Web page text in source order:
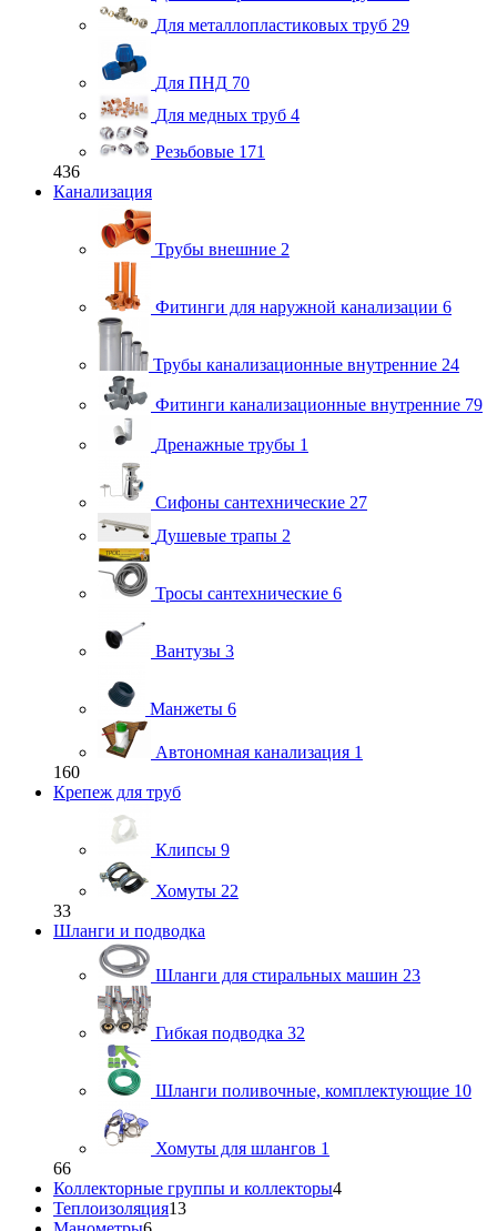
Для металлопластиковых труб 29
Для ПНД 70
Для медных труб 4
Резьбовые 171
436
Канализация
Трубы внешние 2
Фитинги для наружной канализации 6
Трубы канализационные внутренние 24
Фитинги канализационные внутренние 79
Дренажные трубы 1
Сифоны сантехнические 27
Душевые трапы 2
Тросы сантехнические 6
Вантузы 3
Манжеты 6
Автономная канализация 1
160
Крепеж для труб
Клипсы 9
Хомуты 22
33
Шланги и подводка
Шланги для стиральных машин 23
Гибкая подводка 32
Шланги поливочные, комплектующие 10
Хомуты для шлангов 1
66
Коллекторные группы и коллекторы4
Теплоизоляция13